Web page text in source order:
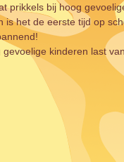
prikkels bij hoog
is het de eerste tijd op
gevoelige kinderen last